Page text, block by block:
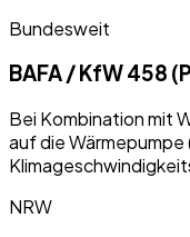
Bundesweit
BAFA / KfW 458
Bei Kombination mit
auf die
NRW